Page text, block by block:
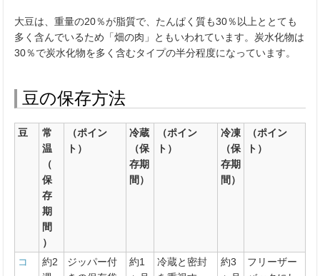
大豆は、重量の20％が脂質で、たんぱく質も30％以上ととても
多く含んでいるため「畑の肉」ともいわれています。炭水化物は
30％で炭水化物を多く含むタイプの半分程度になっています。
豆の保存方法
豆
常
温
（
保
存
期
間
）
（ポイン
ト）
冷蔵
（保
存期
間）
（ポイン
ト）
冷凍
（保
存期
間）
（ポイン
ト）
コ
約2
ジッパー付
約1
冷蔵と密封
約3
フリーザー